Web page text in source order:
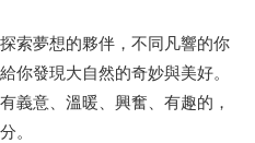
索夢想的夥伴，不同凡響的你
你發現大自然的奇妙與美好。
義意、溫暖、興奮、有趣的，
。